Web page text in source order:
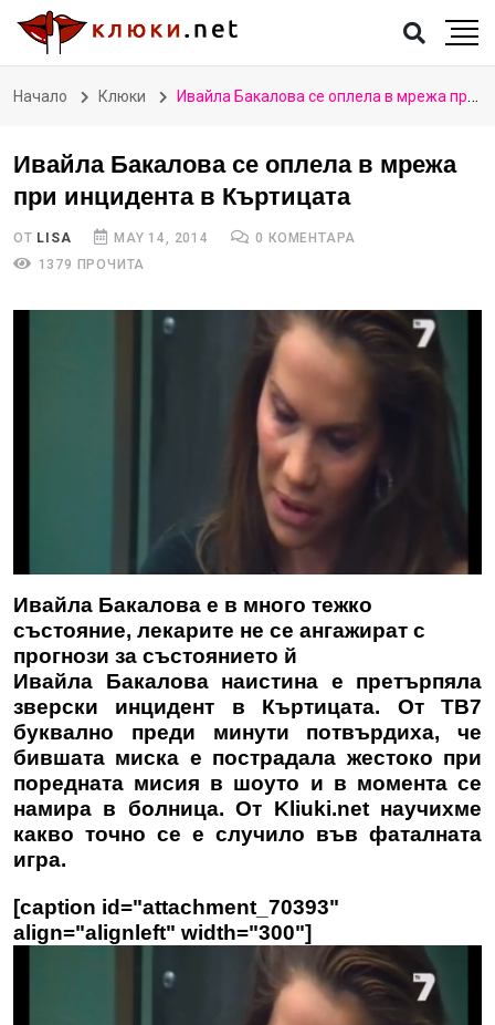
Начало Клюки Ивайла Бакалова се оплела в мрежа при инцидента в Къртицата
Ивайла Бакалова се оплела в мрежа
при инцидента в Къртицата
ОТ LISA MAY 14, 2014
0 КОМЕНТАРА
1379 ПРОЧИТА
Ивайла Бакалова е в много тежко
състояние, лекарите не се ангажират с
прогнози за състоянието й
Ивайла Бакалова наистина е претърпяла
зверски инцидент в Къртицата. От ТВ7
буквално преди минути потвърдиха, че
бившата миска е пострадала жестоко при
поредната мисия в шоуто и в момента се
намира в болница. От Kliuki.netнаучихме
какво точно се е случило във фаталната
игра.
[caption id="attachment_70393"
align="alignleft" width="300"]